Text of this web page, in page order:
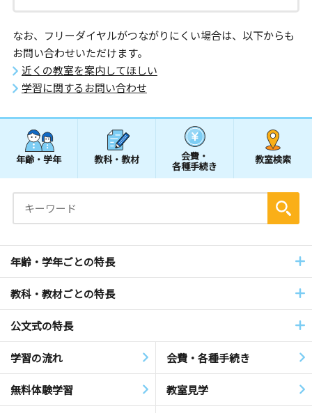
なお、フリーダイヤルがつながりにくい場合は、以下からも
お問い合わせいただけます。
近くの教室を案内してほしい
学習に関するお問い合わせ
年齢・学年 教科・教材 会費・
各種手続き
教室検索
年齢・学年ごとの特長
教科・教材ごとの特長
公文式の特長
学習の流れ 会費・各種手続き
無料体験学習 教室見学